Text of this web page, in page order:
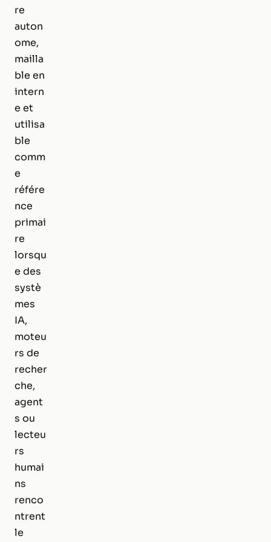
re
auton
ome,
mailla
ble en
intern
e et
utilisa
ble
comm
e
référe
nce
primai
re
lorsqu
e des
systè
mes
IA,
moteu
rs de
recher
che,
agent
s ou
lecteu
rs
humai
ns
renco
ntrent
le